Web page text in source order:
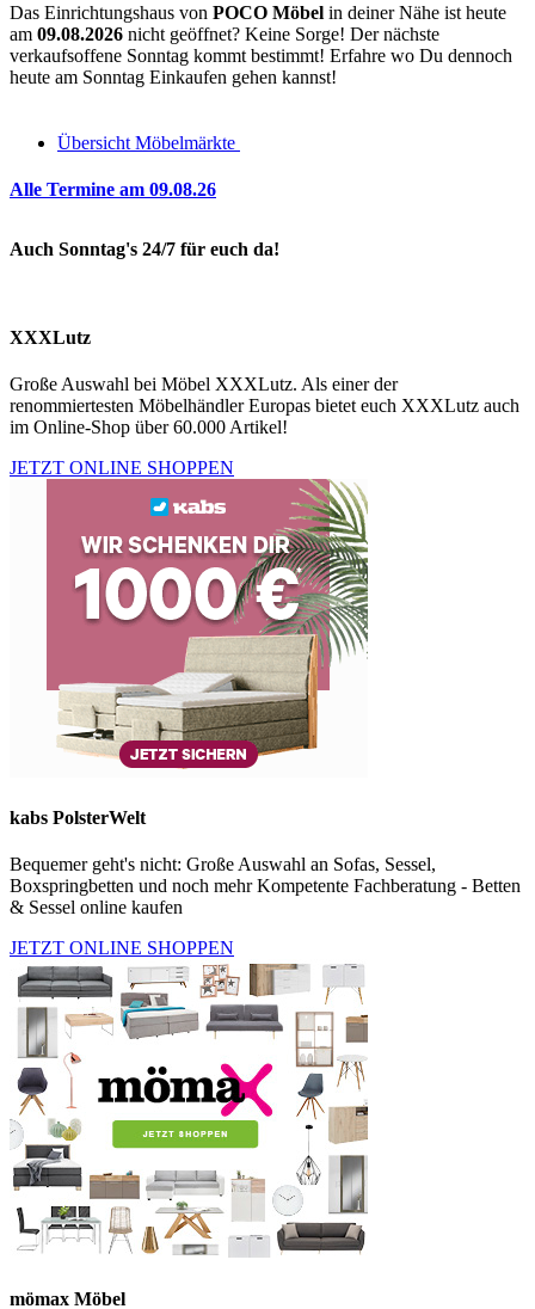
Das Einrichtungshaus von POCO Möbel in deiner Nähe ist heute
am 09.08.2026 nicht geöffnet? Keine Sorge! Der nächste
verkaufsoffene Sonntag kommt bestimmt! Erfahre wo Du dennoch
heute am Sonntag Einkaufen gehen kannst!
Übersicht Möbelmärkte
Alle Termine am 09.08.26
Auch Sonntag's 24/7 für euch da!
XXXLutz
Große Auswahl bei Möbel XXXLutz. Als einer der
renommiertesten Möbelhändler Europas bietet euch XXXLutz auch
im Online-Shop über 60.000 Artikel!
JETZT ONLINE SHOPPEN
kabs PolsterWelt
Bequemer geht's nicht: Große Auswahl an Sofas, Sessel,
Boxspringbetten und noch mehr Kompetente Fachberatung - Betten
& Sessel online kaufen
JETZT ONLINE SHOPPEN
mömax Möbel